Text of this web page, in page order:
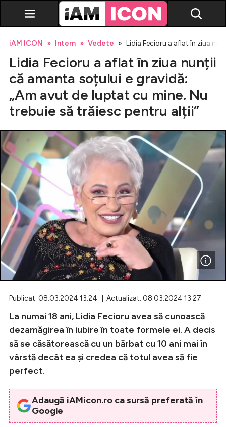
Vedete
Evenimente
Emisiuni TV
Horoscop
Lifestyle
Celebrități
Breaking News
Intră în cont
Creează cont
iAM ICON Intern Vedete Lidia Fecioru a aflat în ziua
Lidia Fecioru a aflat în ziua nunții
că amanta soțului e gravidă:
„Am avut de luptat cu mine. Nu
trebuie să trăiesc pentru alții”
Publicat: 08.03.2024 13:24 | Actualizat: 08.03.2024 13:27
La numai 18 ani, Lidia Fecioru avea să cunoască
dezamăgirea în iubire în toate formele ei. A decis
să se căsătorească cu un bărbat cu 10 ani mai în
vârstă decât ea și credea că totul avea să fie
perfect.
Adaugă iAMicon.ro ca sursă preferată în
Google